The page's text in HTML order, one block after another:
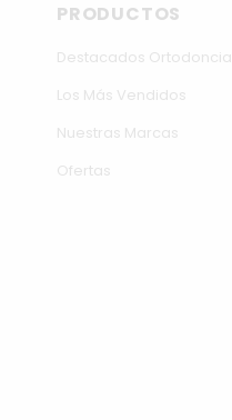
PRODUCTOS
Destacados Ortodoncia
Los Más Vendidos
Nuestras Marcas
Ofertas